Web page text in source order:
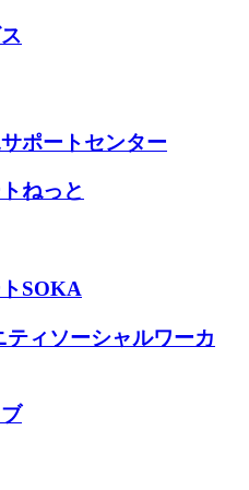
ポートセンター
ねっと
SOKA
ティソーシャルワーカ